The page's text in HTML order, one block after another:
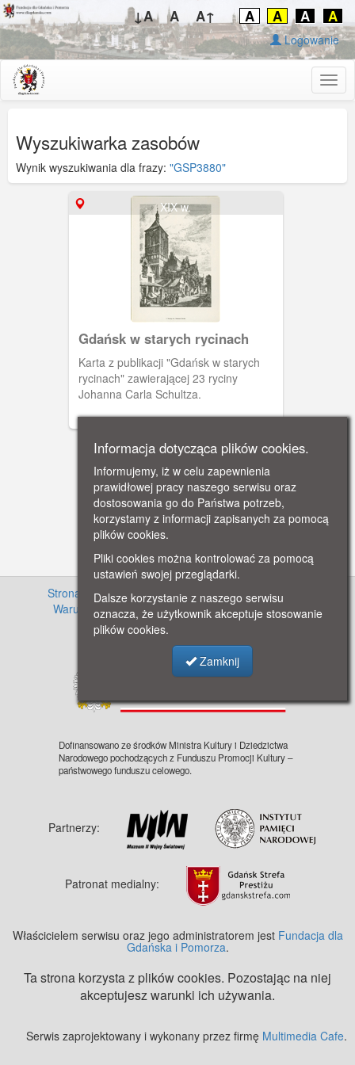
↓A A A↑ A A A A
Logowanie
Wyszukiwarka zasobów
Wynik wyszukiwania dla frazy: "GSP3880"
XIX w.
Gdańsk w starych rycinach
Karta z publikacji "Gdańsk w starych
rycinach" zawierającej 23 ryciny
Johanna Carla Schultza.
Strona główna · Informacje o projekcie · Cennik
Warunki używania zasobów
· Kontakt ·
Regulamin
serwisu
· Polityka prywatności
Dofinansowano ze środków Ministra Kultury i Dziedzictwa
Narodowego pochodzących z Funduszu Promocji Kultury –
państwowego funduszu celowego.
Partnerzy:
Patronat medialny:
Właścicielem serwisu oraz jego administratorem jest Fundacja dla
Gdańska i Pomorza.
Ta strona korzysta z plików cookies. Pozostając na niej
akceptujesz warunki ich używania.
Serwis zaprojektowany i wykonany przez firmę Multimedia Cafe.
Informacja dotycząca plików cookies.
Informujemy, iż w celu zapewnienia
prawidłowej pracy naszego serwisu oraz
dostosowania go do Państwa potrzeb,
korzystamy z informacji zapisanych za pomocą
plików cookies.
Pliki cookies można kontrolować za pomocą
ustawień swojej przeglądarki.
Dalsze korzystanie z naszego serwisu
oznacza, że użytkownik akceptuje stosowanie
plików cookies.
Zamknij